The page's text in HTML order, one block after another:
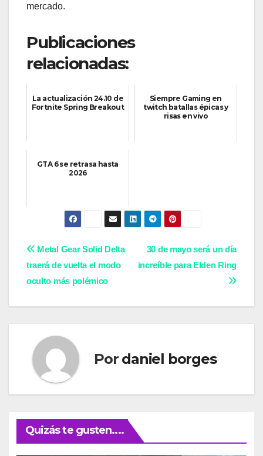
mercado.
Publicaciones
relacionadas:
La actualización 24.10 de
Fortnite Spring Breakout
Siempre Gaming en
twitch batallas épicas y
risas en vivo
GTA 6 se retrasa hasta
2026
Navegación
de
entradas
30 de mayo será un día
increíble para Elden Ring
Metal Gear Solid Delta
traerá de vuelta el modo
oculto más polémico
Por daniel borges
Quizás te gusten....